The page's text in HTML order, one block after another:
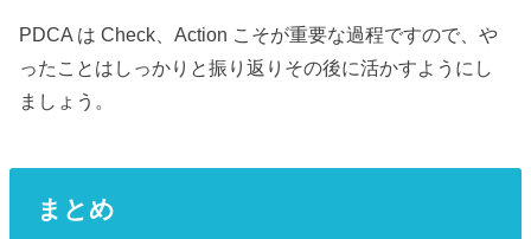
PDCA は Check、Action こそが重要な過程ですので、や
ったことはしっかりと振り返りその後に活かすようにし
ましょう。
まとめ